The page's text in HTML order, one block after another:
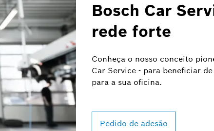
Bosch Car
rede forte
Conheça o nosso conceito
Car Service - para beneficiar
para a sua oficina.
Pedido de adesão